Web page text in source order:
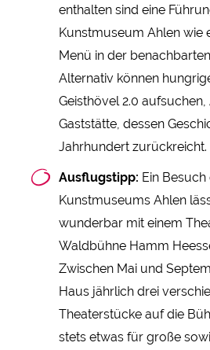
enthalten sind eine
Kunstmuseum Ahlen wie
Menü in der
Alternativ können
Geisthövel 2.0
Gaststätte, dessen
Jahrhundert zurückreicht.
Ausflugstipp: Ein Besuch
Kunstmuseums Ahlen
wunderbar mit einem
Waldbühne Hamm
Zwischen Mai und
Haus jährlich drei
Theaterstücke auf die
stets etwas für große